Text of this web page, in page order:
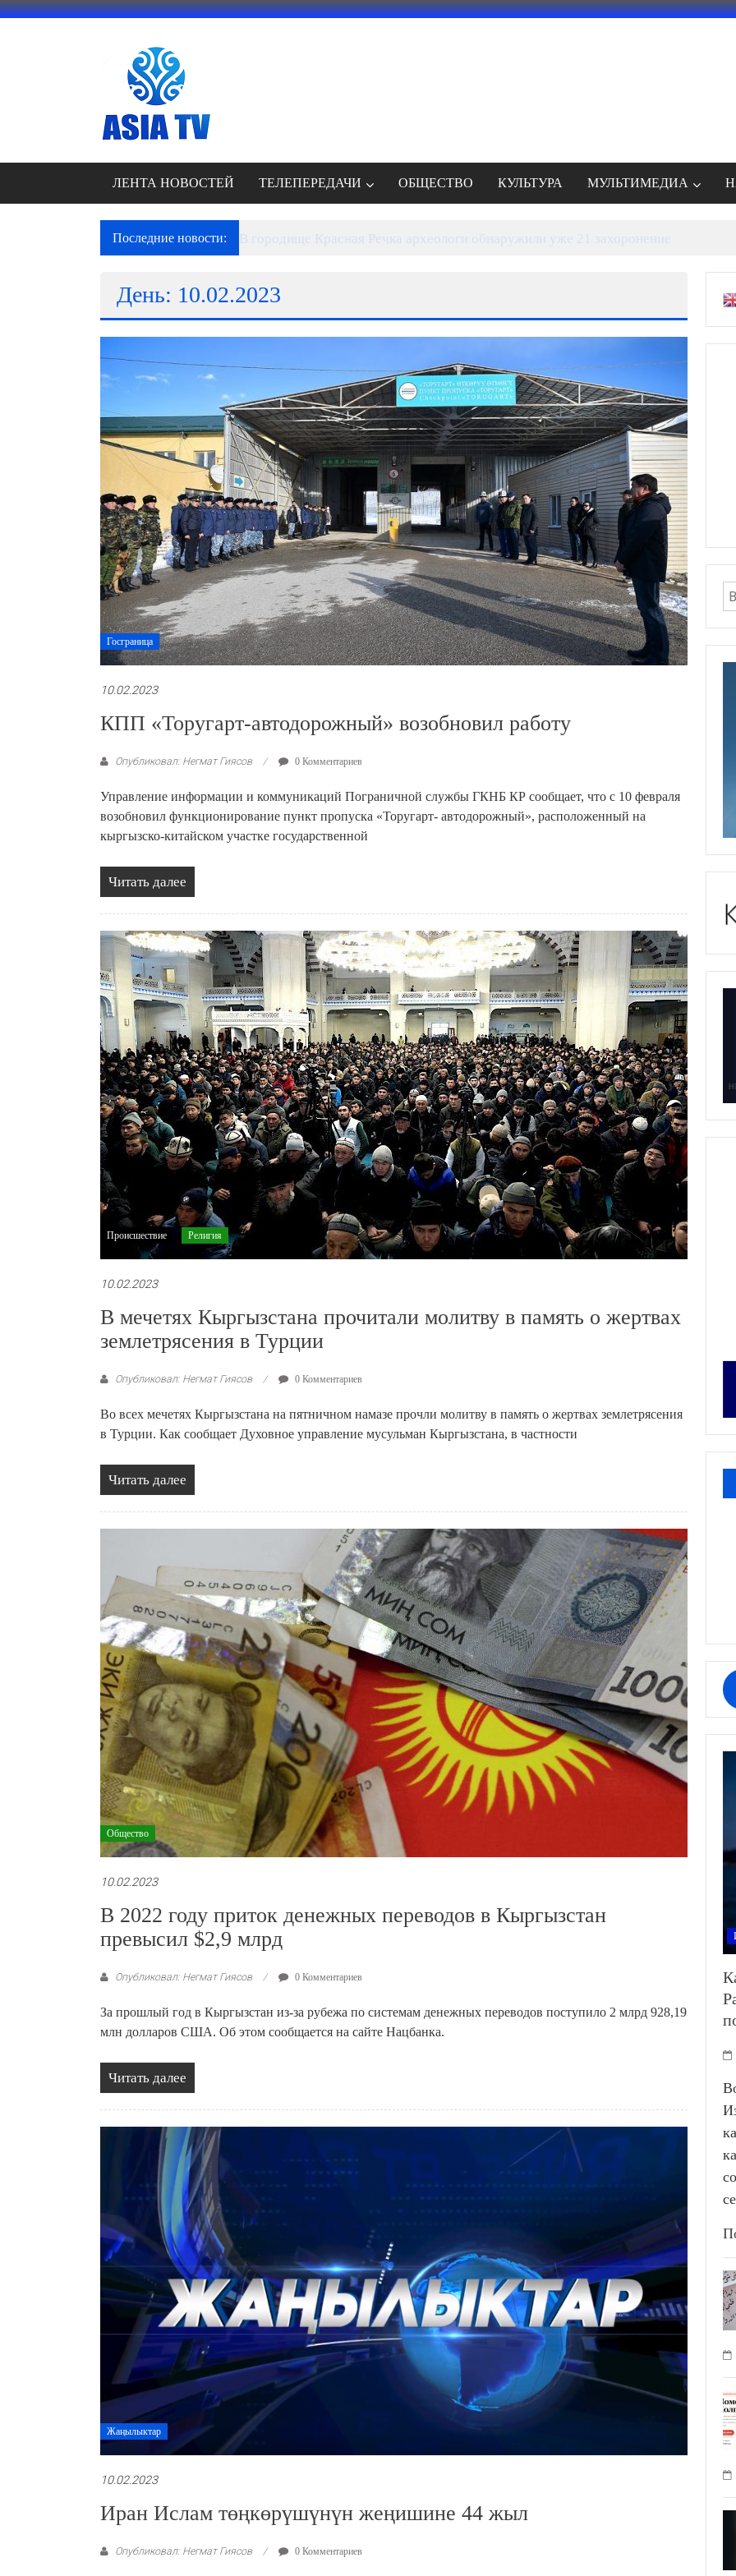
Перейти
АЗИЯ
ТВ
это
телеканал
документальные
музыкальные
ролики
ЛЕНТА НОВОСТЕЙ ТЕЛЕПЕРЕДАЧИ ОБЩЕСТВО КУЛЬТУРА МУЛЬТИМЕДИА
Последние новости: В городище Красная Речка археологи обнаружили уже 21 захоронение
День: 10.02.2023
Госграница
10.02.2023
КПП «Торугарт-автодорожный» возобновил работу
Опубликовал: Негмат Гиясов 0 Комментариев
Управление информации и коммуникаций Пограничной службы ГКНБ КР сообщает, что с 10 февраля
возобновил функционирование пункт пропуска «Торугарт- автодорожный», расположенный на
кыргызско-китайском участке государственной
Читать далее
Происшествие Религия
10.02.2023
В мечетях Кыргызстана прочитали молитву в память о жертвах
землетрясения в Турции
Опубликовал: Негмат Гиясов 0 Комментариев
Во всех мечетях Кыргызстана на пятничном намазе прочли молитву в память о жертвах землетрясения
в Турции. Как сообщает Духовное управление мусульман Кыргызстана, в частности
Читать далее
Общество
10.02.2023
В 2022 году приток денежных переводов в Кыргызстан
превысил $2,9 млрд
Опубликовал: Негмат Гиясов 0 Комментариев
За прошлый год в Кыргызстан из-за рубежа по системам денежных переводов поступило 2 млрд 928,19
млн долларов США. Об этом сообщается на сайте Нацбанка.
Читать далее
Жаңылыктар
10.02.2023
Иран Ислам төңкөрүшүнүн жеңишине 44 жыл
Опубликовал: Негмат Гиясов 0 Комментариев